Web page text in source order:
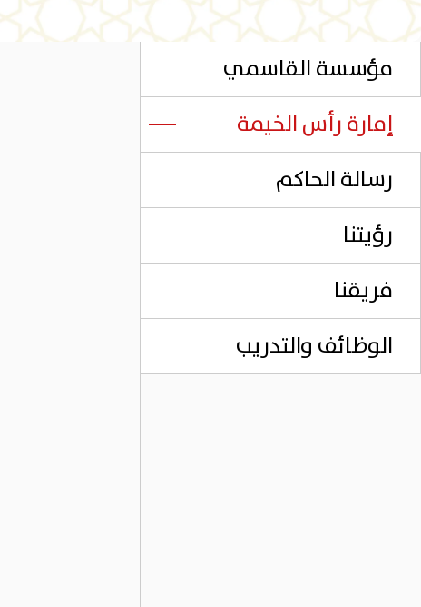
مؤسسة القاسمي
إمارة رأس الخيمة
رسالة الحاكم
رؤيتنا
فريقنا
الوظائف والتدريب